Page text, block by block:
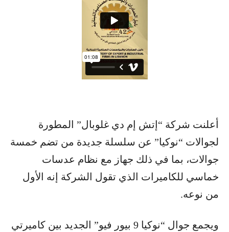
أعلنت شركة “إتش إم دي غلوبال” المطورة
لجوالات “نوكيا” عن سلسلة جديدة من تضم خمسة
جوالات، بما في ذلك جهاز مع نظام عدسات
خماسي للكاميرات الذي تقول الشركة إنه الأول
من نوعه.
ويجمع جوال “نوكيا 9 بيور فيو” الجديد بين كاميرتي